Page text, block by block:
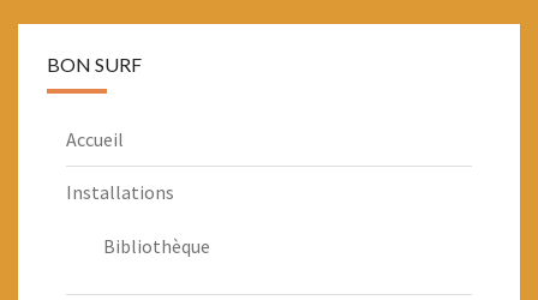
BON SURF
Accueil
Installations
Bibliothèque